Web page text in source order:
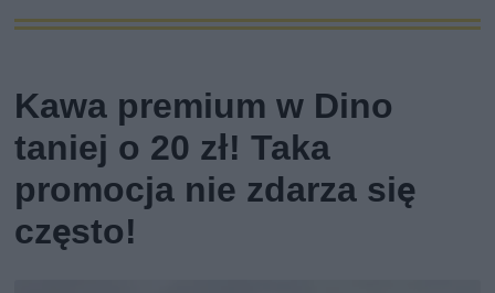
Kawa premium w Dino
taniej o 20 zł! Taka
promocja nie zdarza się
często!